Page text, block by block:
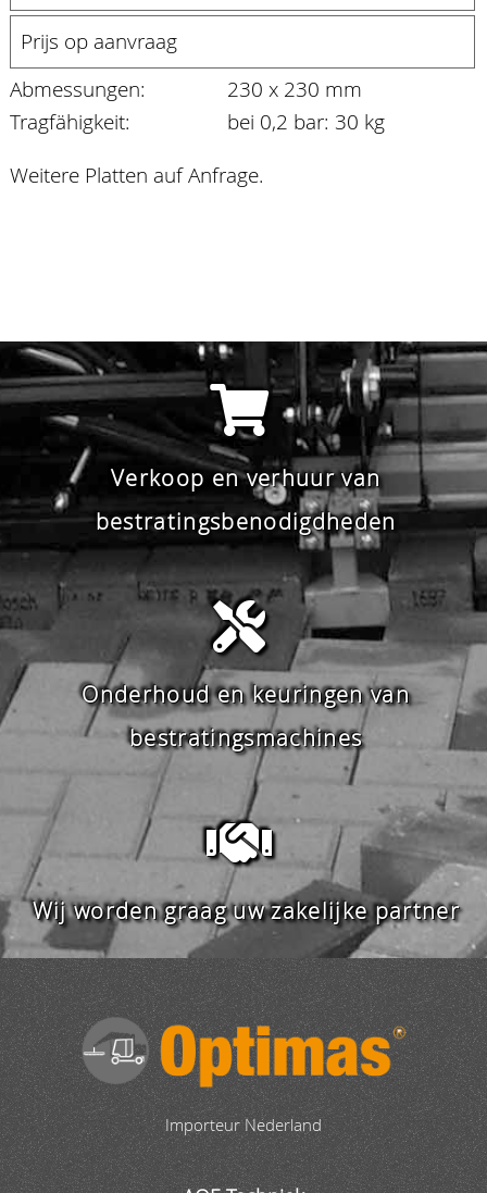
Prijs op aanvraag
Abmessungen:
230 x 230 mm
Tragfähigkeit:
bei 0,2 bar: 30 kg
Weitere Platten auf Anfrage.
Verkoop en verhuur van
bestratingsbenodigdheden
Onderhoud en keuringen van
bestratingsmachines
Wij worden graag uw zakelijke partner
Importeur Nederland